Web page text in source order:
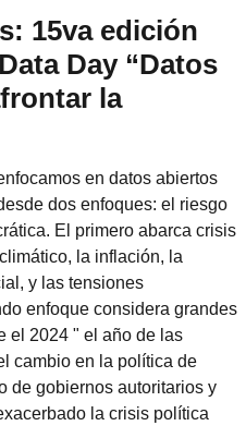
15va edición
Day “Datos
la
en datos abiertos
dos enfoques: el riesgo
El primero abarca crisis
la inflación, la
y las tensiones
enfoque considera grandes
el 2024 " el año de las
cambio en la política de
de gobiernos autoritarios y
la crisis política